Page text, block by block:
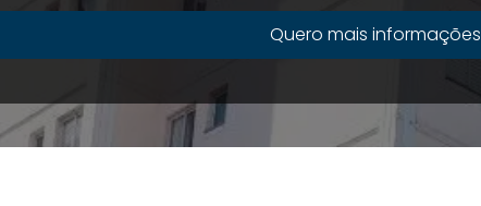
Quero mais informações